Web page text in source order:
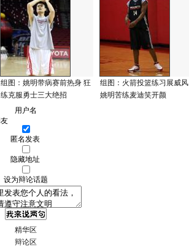
组图：姚明带病赛前热身 狂
练克服勇士三大绝招
组图：火箭投篮练习展威风
姚明苦练麦迪笑开颜
用户名
匿名发表
隐藏地址
设为辩论话题
精华区
辩论区